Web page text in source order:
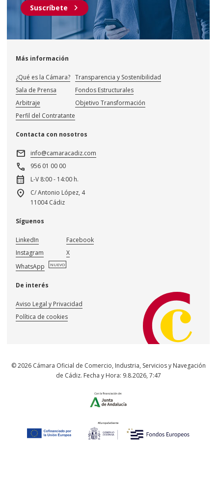
Suscríbete chevron_right
Más información
¿Qué es la Cámara?
Sala de Prensa
Arbitraje
Perfil del Contratante
Transparencia y Sostenibilidad
Fondos Estructurales
Objetivo Transformación
Contacta con nosotros
mail info@camaracadiz.com
call 956 01 00 00
calendar_month L-V 8:00 - 14:00 h.
location_on
C/ Antonio López, 4
11004 Cádiz
Síguenos
LinkedIn
Instagram
WhatsApp
NUEVO
Facebook
X
De interés
Aviso Legal y Privacidad
Política de cookies
© 2026 Cámara Oficial de Comercio, Industria, Servicios y Navegación
de Cádiz. Fecha y Hora: 9.8.2026, 7:47